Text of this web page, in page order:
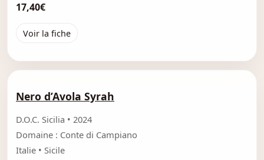
17,40€
Voir la fiche
Nero d’Avola Syrah
D.O.C. Sicilia • 2024
Domaine : Conte di Campiano
Italie • Sicile